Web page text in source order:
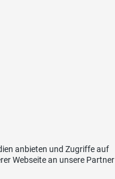
anbieten und Zugriffe auf
Webseite an unsere Partner